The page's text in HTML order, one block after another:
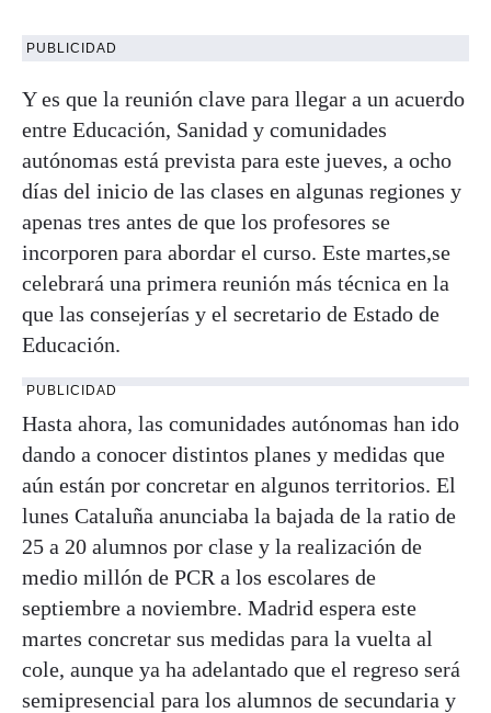
PUBLICIDAD
Y es que la reunión clave para llegar a un acuerdo
entre Educación, Sanidad y comunidades
autónomas está prevista para este jueves, a ocho
días del inicio de las clases en algunas regiones y
apenas tres antes de que los profesores se
incorporen para abordar el curso. Este martes,se
celebrará una primera reunión más técnica en la
que las consejerías y el secretario de Estado de
Educación.
PUBLICIDAD
Hasta ahora, las comunidades autónomas han ido
dando a conocer distintos planes y medidas que
aún están por concretar en algunos territorios. El
lunes Cataluña anunciaba la bajada de la ratio de
25 a 20 alumnos por clase y la realización de
medio millón de PCR a los escolares de
septiembre a noviembre. Madrid espera este
martes concretar sus medidas para la vuelta al
cole, aunque ya ha adelantado que el regreso será
semipresencial para los alumnos de secundaria y